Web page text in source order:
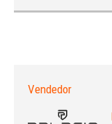
Vendedor